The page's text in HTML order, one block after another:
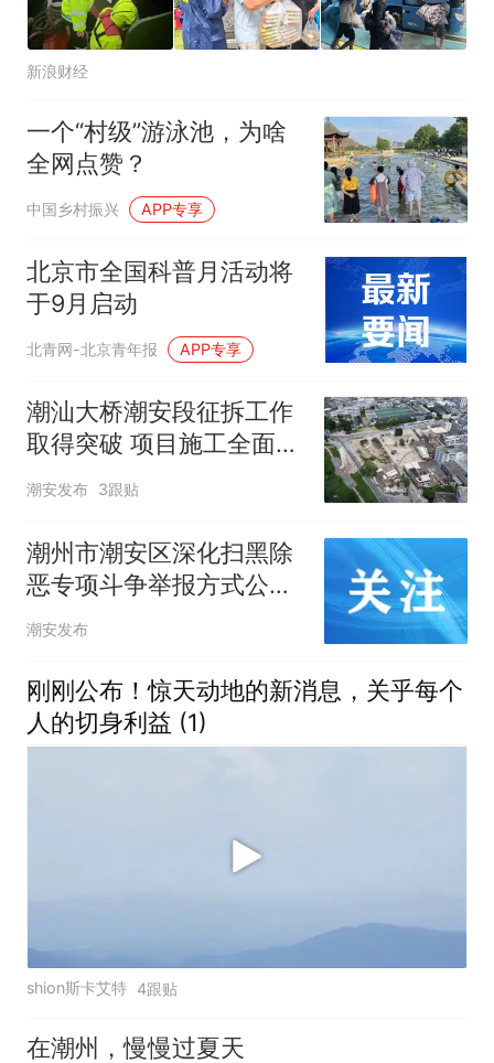
新浪财经
一个“村级”游泳池，为啥
全网点赞？
中国乡村振兴 APP专享
北京市全国科普月活动将
于9月启动
北青网-北京青年报 APP专享
潮汕大桥潮安段征拆工作
取得突破 项目施工全面提
速
潮安发布 3跟贴
潮州市潮安区深化扫黑除
恶专项斗争举报方式公
布！
潮安发布
刚刚公布！惊天动地的新消息，关乎每个
人的切身利益 (1)
shion斯卡艾特 4跟贴
在潮州，慢慢过夏天